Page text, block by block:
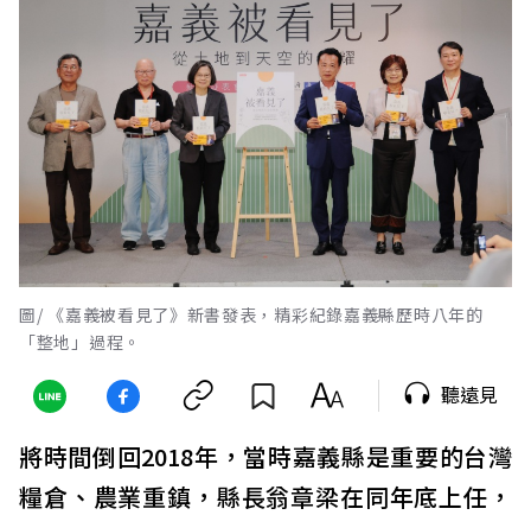
圖/ 《嘉義被看見了》新書發表，精彩紀錄嘉義縣歷時八年的
「整地」過程。
聽遠見
將時間倒回2018年，當時嘉義縣是重要的台灣
糧倉、農業重鎮，縣長翁章梁在同年底上任，